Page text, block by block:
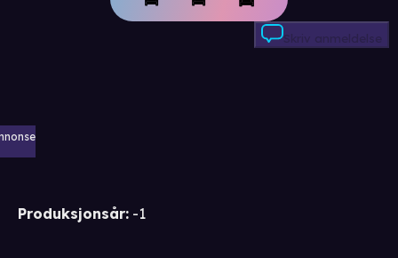
Skriv anmeldelse
Produksjonsår: -1